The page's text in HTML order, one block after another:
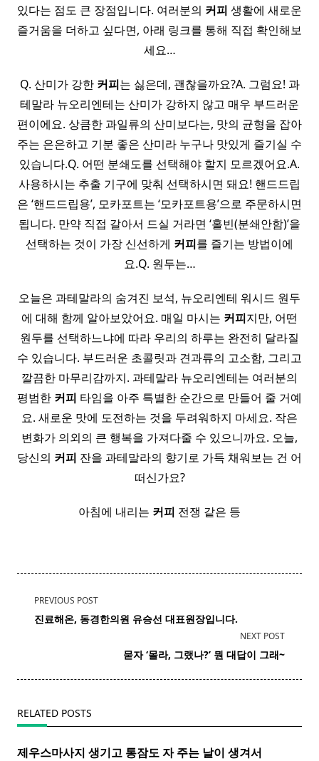
있다는 점도 큰 장점입니다. 여러분의 커피 생활에 새로운
즐거움을 더하고 싶다면, 아래 링크를 통해 직접 확인해보
세요…
Q. 산미가 강한 커피는 싫은데, 괜찮을까요?A. 그럼요! 과
테말라 뉴오리엔테는 산미가 강하지 않고 매우 부드러운
편이에요. 상큼한 과일류의 산미보다는, 맛의 균형을 잡아
주는 은은하고 기분 좋은 산미라 누구나 맛있게 즐기실 수
있습니다.Q. 어떤 분쇄도를 선택해야 할지 모르겠어요.A.
사용하시는 추출 기구에 맞춰 선택하시면 돼요! 핸드드립
은 ‘핸드드립용’, 모카포트는 ‘모카포트용’으로 주문하시면
됩니다. 만약 직접 갈아서 드실 거라면 ‘홀빈(분쇄안함)’을
선택하는 것이 가장 신선하게 커피를 즐기는 방법이에
요.Q. 원두는…
오늘은 과테말라의 숨겨진 보석, 뉴오리엔테 워시드 원두
에 대해 함께 알아보았어요. 매일 마시는 커피지만, 어떤
원두를 선택하느냐에 따라 우리의 하루는 완전히 달라질
수 있습니다. 부드러운 초콜릿과 견과류의 고소함, 그리고
깔끔한 마무리감까지. 과테말라 뉴오리엔테는 여러분의
평범한 커피 타임을 아주 특별한 순간으로 만들어 줄 거예
요. 새로운 맛에 도전하는 것을 두려워하지 마세요. 작은
변화가 의외의 큰 행복을 가져다줄 수 있으니까요. 오늘,
당신의 커피 잔을 과테말라의 향기로 가득 채워보는 건 어
떠신가요?
아침에 내리는 커피 전쟁 같은 등
<span
class="nav-
text">Page</span>
PREVIOUS POST
진료해온, 동경한의원 유승선 대표원장입니다. ​ ​
NEXT POST
묻자 ‘몰라, 그랬나?’ 뭔 대답이 그래~
RELATED POSTS
제우스마사지 생기고 통잠도 자 주는 날이 생겨서